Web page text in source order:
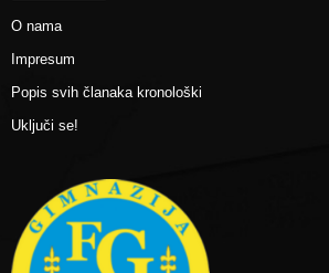
O nama
Impresum
Popis svih članaka kronološki
Uključi se!